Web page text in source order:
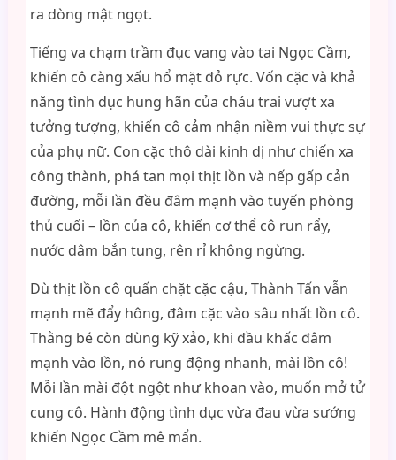
ra dòng mật ngọt.
Tiếng va chạm trầm đục vang vào tai Ngọc Cầm,
khiến cô càng xấu hổ mặt đỏ rực. Vốn cặc và khả
năng tình dục hung hãn của cháu trai vượt xa
tưởng tượng, khiến cô cảm nhận niềm vui thực sự
của phụ nữ. Con cặc thô dài kinh dị như chiến xa
công thành, phá tan mọi thịt lồn và nếp gấp cản
đường, mỗi lần đều đâm mạnh vào tuyến phòng
thủ cuối – lồn của cô, khiến cơ thể cô run rẩy,
nước dâm bắn tung, rên rỉ không ngừng.
Dù thịt lồn cô quấn chặt cặc cậu, Thành Tấn vẫn
mạnh mẽ đẩy hông, đâm cặc vào sâu nhất lồn cô.
Thằng bé còn dùng kỹ xảo, khi đầu khấc đâm
mạnh vào lồn, nó rung động nhanh, mài lồn cô!
Mỗi lần mài đột ngột như khoan vào, muốn mở tử
cung cô. Hành động tình dục vừa đau vừa sướng
khiến Ngọc Cầm mê mẩn.